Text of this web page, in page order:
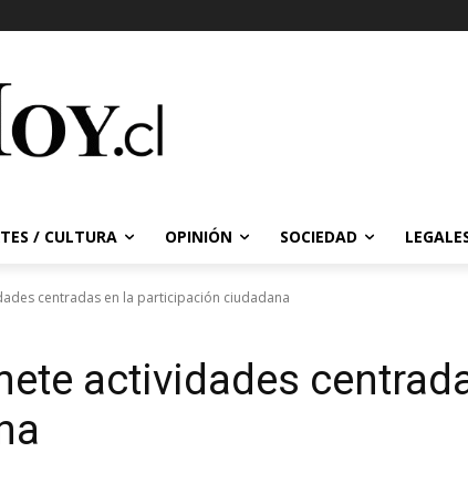
/ CULTURA OPINIÓN SOCIEDAD
centradas en la participación ciudadana
actividades